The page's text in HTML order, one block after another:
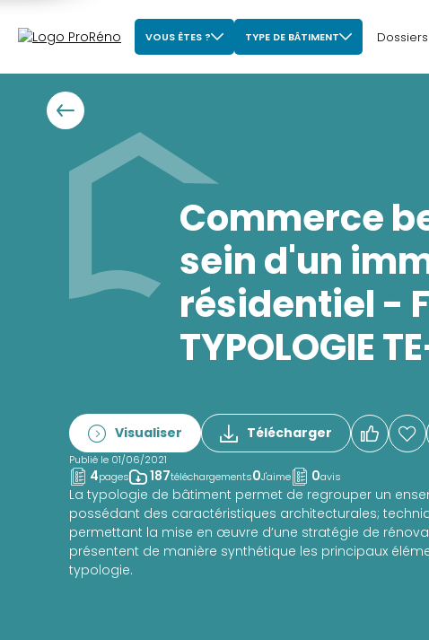
VOUS ÊTES ? TYPE DE BÂTIMENT
Commerce
sein d'un
résidentiel -
TYPOLOGIE
Visualiser Télécharger
Publié le 01/06/2021
4pages 187téléchargements0J'aime 0avis
La typologie de bâtiment permet de regrouper un
possédant des caractéristiques architecturales;
permettant la mise en œuvre d’une stratégie de
présentent de manière synthétique les principaux
typologie.